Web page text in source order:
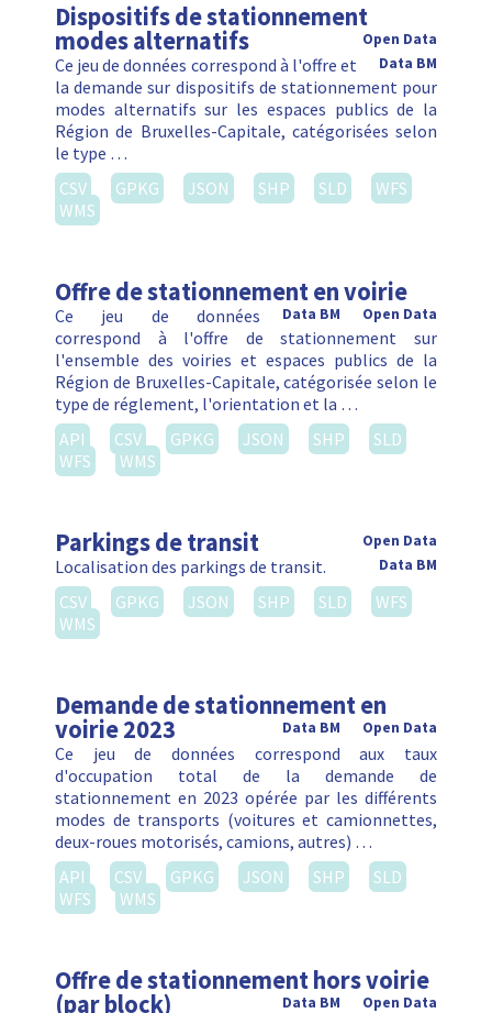
Dispositifs de stationnement
modes alternatifs
Open Data
Data BM
Ce jeu de données correspond à l'offre et
la demande sur dispositifs de stationnement pour
modes alternatifs sur les espaces publics de la
Région de Bruxelles-Capitale, catégorisées selon
le type …
CSV
GPKG JSON SHP SLD
WFS
WMS
Offre de stationnement en voirie
Open Data
Data BM
Ce jeu de données
correspond à l'offre de stationnement sur
l'ensemble des voiries et espaces publics de la
Région de Bruxelles-Capitale, catégorisée selon le
type de réglement, l'orientation et la …
API
CSV GPKG JSON SHP
SLD
WFS
WMS
Parkings de transit
Open Data
Data BM
Localisation des parkings de transit.
CSV
GPKG JSON SHP SLD
WFS
WMS
Demande de stationnement en
voirie 2023 Open Data
Data BM
Ce jeu de données correspond aux taux
d'occupation total de la demande de
stationnement en 2023 opérée par les différents
modes de transports (voitures et camionnettes,
deux-roues motorisés, camions, autres) …
API
CSV GPKG JSON SHP
SLD
WFS
WMS
Offre de stationnement hors voirie
(par block) Open Data
Data BM